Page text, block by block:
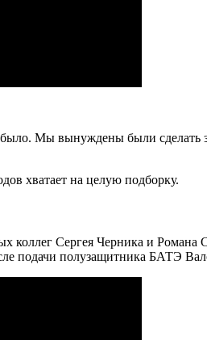
Мы вынуждены были
хватает на целую подборку.
Сергея Черника и Романа
подачи полузащитника БАТЭ